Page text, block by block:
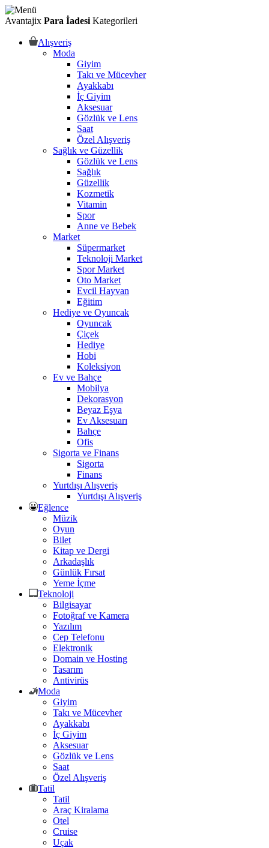
Avantajix Para İadesi Kategorileri
Alışveriş
Moda
Giyim
Takı ve Mücevher
Ayakkabı
İç Giyim
Aksesuar
Gözlük ve Lens
Saat
Özel Alışveriş
Sağlık ve Güzellik
Gözlük ve Lens
Sağlık
Güzellik
Kozmetik
Vitamin
Spor
Anne ve Bebek
Market
Süpermarket
Teknoloji Market
Spor Market
Oto Market
Evcil Hayvan
Eğitim
Hediye ve Oyuncak
Oyuncak
Çiçek
Hediye
Hobi
Koleksiyon
Ev ve Bahçe
Mobilya
Dekorasyon
Beyaz Eşya
Ev Aksesuarı
Bahçe
Ofis
Sigorta ve Finans
Sigorta
Finans
Yurtdışı Alışveriş
Yurtdışı Alışveriş
Eğlence
Müzik
Oyun
Bilet
Kitap ve Dergi
Arkadaşlık
Günlük Fırsat
Yeme İçme
Teknoloji
Bilgisayar
Fotoğraf ve Kamera
Yazılım
Cep Telefonu
Elektronik
Domain ve Hosting
Tasarım
Antivirüs
Moda
Giyim
Takı ve Mücevher
Ayakkabı
İç Giyim
Aksesuar
Gözlük ve Lens
Saat
Özel Alışveriş
Tatil
Tatil
Araç Kiralama
Otel
Cruise
Uçak